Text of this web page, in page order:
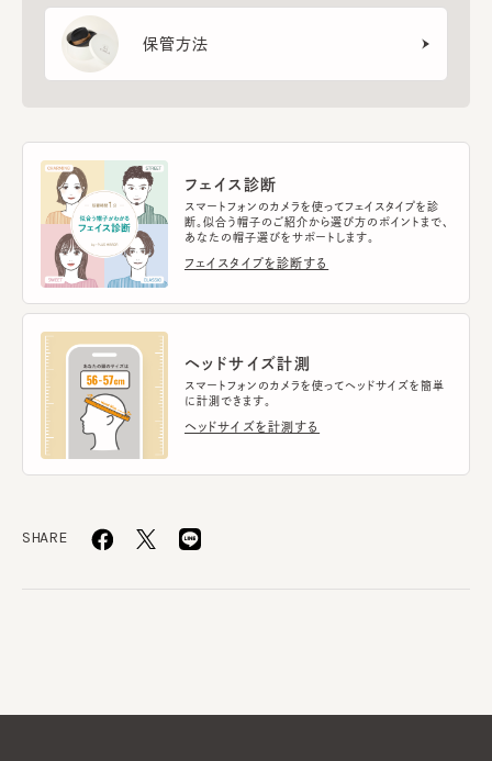
保管方法
フェイス診断
スマートフォンのカメラを使ってフェイスタイプを診
断。似合う帽子のご紹介から選び方のポイントまで、
あなたの帽子選びをサポートします。
フェイスタイプを診断する
ヘッドサイズ計測
スマートフォンのカメラを使ってヘッドサイズを簡単
に計測できます。
ヘッドサイズを計測する
SHARE